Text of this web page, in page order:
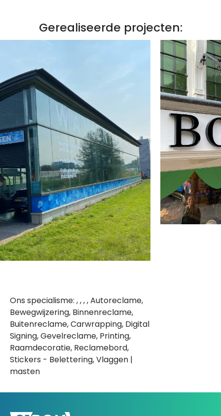
Gerealiseerde projecten:
Ons specialisme: , , , , Autoreclame,
Bewegwijzering, Binnenreclame,
Buitenreclame, Carwrapping, Digital
Signing, Gevelreclame, Printing,
Raamdecoratie, Reclamebord,
Stickers - Belettering, Vlaggen |
masten